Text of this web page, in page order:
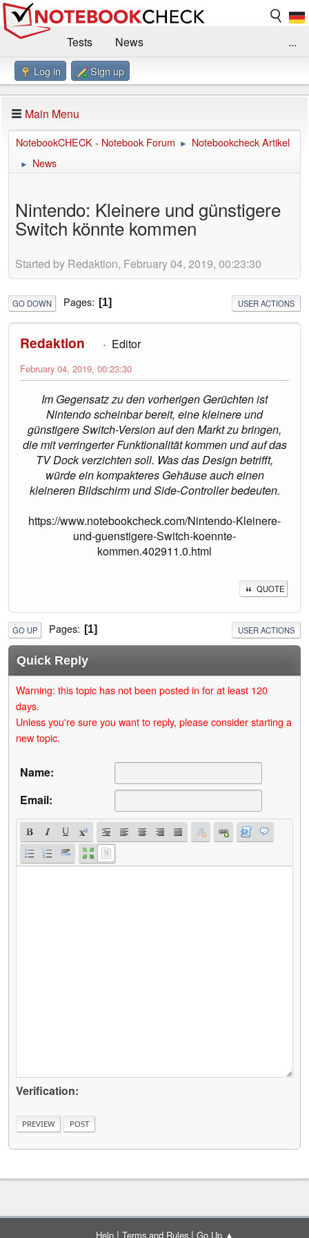
Tests
News
Benchmarks / Technik
Forum
Impressum
...
Log in Sign up
Main Menu
NotebookCHECK - Notebook Forum ► Notebookcheck Artikel
► News
Nintendo: Kleinere und günstigere
Switch könnte kommen
Started by Redaktion, February 04, 2019, 00:23:30
GO DOWN Pages 1 USER ACTIONS
Redaktion Editor
February 04, 2019, 00:23:30
Im Gegensatz zu den vorherigen Gerüchten ist
Nintendo scheinbar bereit, eine kleinere und
günstigere Switch-Version auf den Markt zu bringen,
die mit verringerter Funktionalität kommen und auf das
TV Dock verzichten soll. Was das Design betrifft,
würde ein kompakteres Gehäuse auch einen
kleineren Bildschirm und Side-Controller bedeuten.
https://www.notebookcheck.com/Nintendo-Kleinere-
und-guenstigere-Switch-koennte-
kommen.402911.0.html
QUOTE
GO UP Pages 1 USER ACTIONS
Quick Reply
Warning: this topic has not been posted in for at least 120
days.
Unless you're sure you want to reply, please consider starting a
new topic.
Name:
Email:
Verification:
Help | Terms and Rules | Go Up ▲